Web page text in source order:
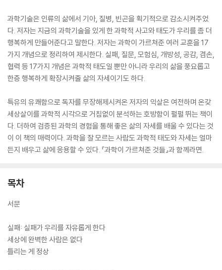
과학기술은 인류의 삶에서 기아, 질병, 빈곤을 획기적으로 감소시켜주었
다. 저자는 지금의 과학기술을 있게 한 과학적 사고와 태도가 우리를 좀 더
행복하게 만들어준다고 말한다. 저자는 과학이 가르쳐준 여러 교훈을 17
가지 개념으로 정리하여 제시한다. 실패, 질문, 모험심, 개방성, 공감, 겸손,
협력 등 17가지 개념은 과학적 태도일 뿐만 아니라 우리의 삶을 풍요롭고
한층 행복하게 확장시켜줄 삶의 자세이기도 하다.
특유의 유쾌함으로 독자를 무장해제시켜온 저자의 익살은 여전하며 온갖
세상살이를 과학적 시각으로 거침없이 분석하는 호방함이 펄펄 뛰는 책이
다. 더하여 검증된 과학의 경험을 통해 좋은 삶의 자세를 배울 수 있다는 것
이 이 책의 매력이다. 과학을 잘 모르는 사람도 과학적 태도와 자세는 얼마
든지 배우고 삶에 응용할 수 있다. 『과학이 가르쳐준 것들』과 함께라면.
목차
서문
실패: 실패가 우리를 자유롭게 한다
세상에 완벽한 사람은 없다
틀리는 게 정상